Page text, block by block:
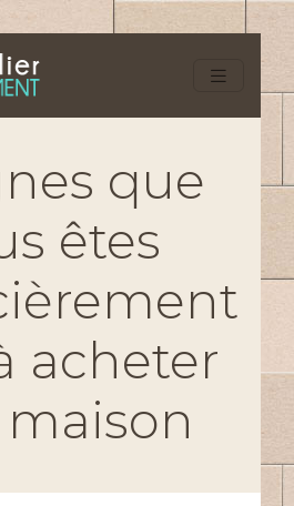
que
êtes
acheter